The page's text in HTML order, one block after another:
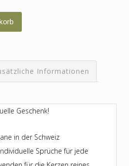
Informationen
Geschenk!
in der Schweiz
Sprüche für jede